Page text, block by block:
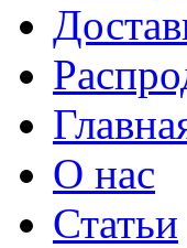
О нас
Статьи